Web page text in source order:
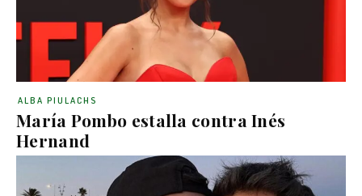
María Pombo estalla contra Inés
Hernand
ALBA PIULACHS